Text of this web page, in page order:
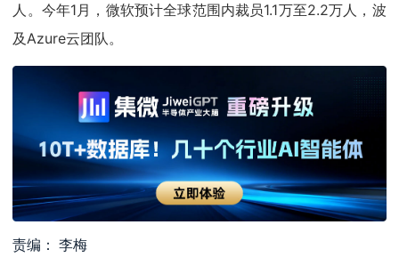
人。今年1月，微软预计全球范围内裁员1.1万至2.2万人，波
及Azure云团队。
责编： 李梅